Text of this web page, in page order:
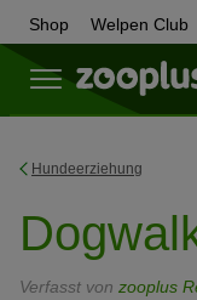
Shop Welpen Club
Hundeerziehung
Verfasst von zooplus